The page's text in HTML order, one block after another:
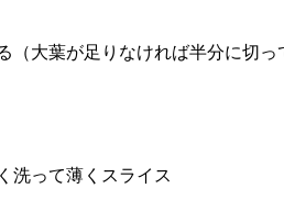
大葉が足りなければ半分に切っ
洗って薄くスライス